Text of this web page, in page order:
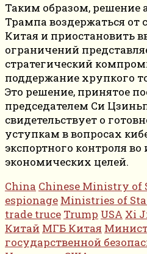
Таким образом,
Трампа воздержаться
Китая и приостановить
ограничений
стратегический
поддержание хрупкого
Это решение, принятое
председателем Си
свидетельствует о
уступкам в вопросах
экспортного контроля
экономических целей.
China Chinese Ministry of
espionage Ministries of
trade truce Trump USA Xi
Китай МГБ Китая
государственной